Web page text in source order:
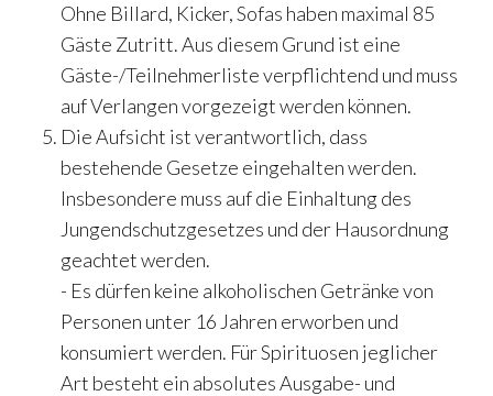
Ohne Billard, Kicker, Sofas haben maximal 85
Gäste Zutritt. Aus diesem Grund ist eine
Gäste-/Teilnehmerliste verpflichtend und muss
auf Verlangen vorgezeigt werden können.
Die Aufsicht ist verantwortlich, dass
bestehende Gesetze eingehalten werden.
Insbesondere muss auf die Einhaltung des
Jungendschutzgesetzes und der Hausordnung
geachtet werden.
- Es dürfen keine alkoholischen Getränke von
Personen unter 16 Jahren erworben und
konsumiert werden. Für Spirituosen jeglicher
Art besteht ein absolutes Ausgabe- und